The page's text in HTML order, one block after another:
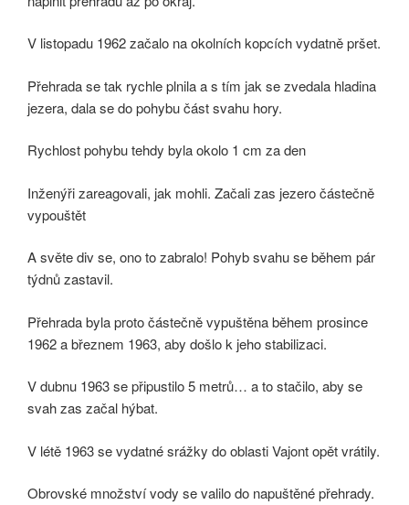
V listopadu 1962 začalo na okolních kopcích vydatně pršet.
Přehrada se tak rychle plnila a s tím jak se zvedala hladina
jezera, dala se do pohybu část svahu hory.
Rychlost pohybu tehdy byla okolo 1 cm za den
Inženýři zareagovali, jak mohli. Začali zas jezero částečně
vypouštět
A světe div se, ono to zabralo! Pohyb svahu se během pár
týdnů zastavil.
Přehrada byla proto částečně vypuštěna během prosince
1962 a březnem 1963, aby došlo k jeho stabilizaci.
V dubnu 1963 se připustilo 5 metrů… a to stačilo, aby se
svah zas začal hýbat.
V létě 1963 se vydatné srážky do oblasti Vajont opět vrátily.
Obrovské množství vody se valilo do napuštěné přehrady.